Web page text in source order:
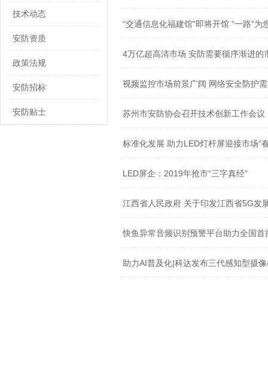
技术动态
安防资质
政策法规
安防招标
安防贴士
“交通信息化福建馆”即将开馆 “一路”为
4万亿超高清市场 安防需要循序渐进的
视频监控市场前景广阔 网络安全防护
苏州市安防协会召开技术创新工作会议
标准化发展 助力LED灯杆屏迎接市场“
LED屏企：2019年抢市“三字真经”
江西省人民政府 关于印发江西省5G发
快鱼异常音频识别预警平台助力全国首
助力AI普及化|科达发布三代感知型摄